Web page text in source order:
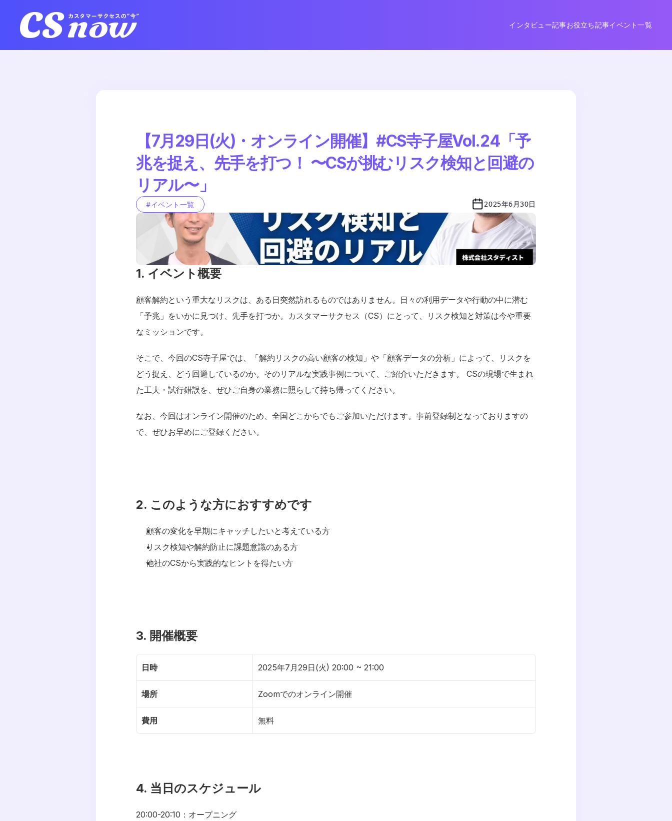
インタビュー記事お役立ち記事イベント一覧
【7月29日(火)・オンライン開催】#CS寺子屋Vol.24「予
兆を捉え、先手を打つ！ 〜CSが挑むリスク検知と回避の
リアル〜」
#イベント一覧 2025年6月30日
1. イベント概要
顧客解約という重大なリスクは、ある日突然訪れるものではありません。日々の利用データや行動の中に潜む
「予兆」をいかに見つけ、先手を打つか。カスタマーサクセス（CS）にとって、リスク検知と対策は今や重要
なミッションです。
そこで、今回のCS寺子屋では、「解約リスクの高い顧客の検知」や「顧客データの分析」によって、リスクを
どう捉え、どう回避しているのか。そのリアルな実践事例について、ご紹介いただきます。 CSの現場で生まれ
た工夫・試行錯誤を、ぜひご自身の業務に照らして持ち帰ってください。
なお、今回はオンライン開催のため、全国どこからでもご参加いただけます。事前登録制となっておりますの
で、ぜひお早めにご登録ください。
2. このような方におすすめです
顧客の変化を早期にキャッチしたいと考えている方
リスク検知や解約防止に課題意識のある方
他社のCSから実践的なヒントを得たい方
3. 開催概要
日時 2025年7月29日(火) 20:00 ~ 21:00
場所 Zoomでのオンライン開催
費用 無料
4. 当日のスケジュール
20:00-20:10：オープニング